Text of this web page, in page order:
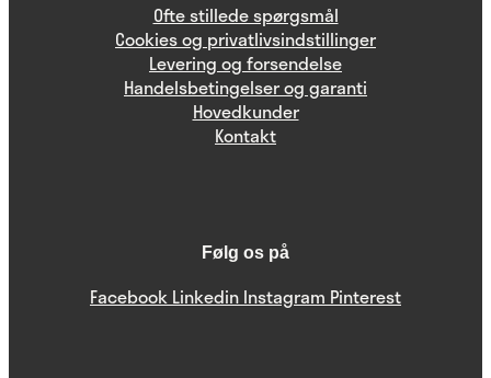
Ofte stillede spørgsmål
Cookies og privatlivsindstillinger
Levering og forsendelse
Handelsbetingelser og garanti
Hovedkunder
Kontakt
Følg os på
Facebook Linkedin Instagram Pinterest